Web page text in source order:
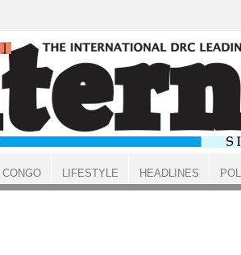
CONGO LIFESTYLE HEADLINES